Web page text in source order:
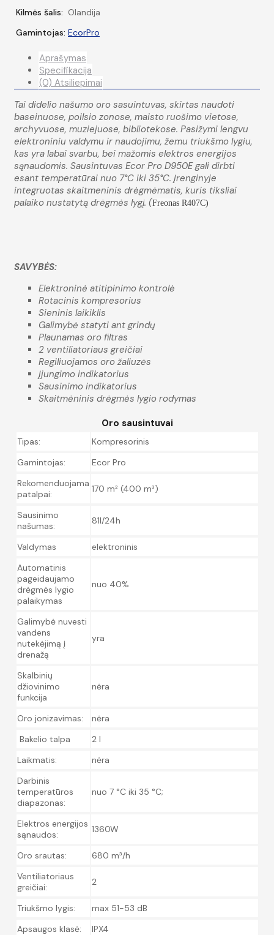
Kilmės šalis: Olandija
Gamintojas: EcorPro
Aprašymas
Specifikacija
(0) Atsiliepimai
Tai didelio našumo oro sasuintuvas, skirtas naudoti
baseinuose, poilsio zonose, maisto ruošimo vietose,
archyvuose, muziejuose, bibliotekose. Pasižymi lengvu
elektroniniu valdymu ir naudojimu, žemu triukšmo lygiu,
kas yra labai svarbu, bei mažomis elektros energijos
sąnaudomis. Sausintuvas Ecor Pro D950E gali dirbti
esant temperatūrai nuo 7°C iki 35°C. Įrenginyje
integruotas skaitmeninis drėgmėmatis, kuris tiksliai
palaiko nustatytą drėgmės lygį. (Freonas R407C)
SAVYBĖS:
Elektroninė atitipinimo kontrolė
Rotacinis kompresorius
Sieninis laikiklis
Galimybė statyti ant grindų
Plaunamas oro filtras
2 ventiliatoriaus greičiai
Regiliuojamos oro žaliuzės
Įjungimo indikatorius
Sausinimo indikatorius
Skaitmėninis drėgmės lygio rodymas
Oro sausintuvai
Tipas:
Kompresorinis
Gamintojas:
Ecor Pro
Rekomenduojama
patalpai:
170 m² (400 m³)
Sausinimo
našumas:
81l/24h
Valdymas
elektroninis
Automatinis
pageidaujamo
drėgmės lygio
palaikymas
nuo 40%
Galimybė nuvesti
vandens
nutekėjimą į
drenažą
yra
Skalbinių
džiovinimo
funkcija
nėra
Oro jonizavimas:
nėra
Bakelio talpa
2 l
Laikmatis:
nėra
Darbinis
temperatūros
diapazonas:
nuo 7 °C iki 35 °C;
Elektros energijos
sąnaudos:
1360W
Oro srautas:
680 m³/h
Ventiliatoriaus
greičiai:
2
Triukšmo lygis:
max 51-53 dB
Apsaugos klasė:
IPX4